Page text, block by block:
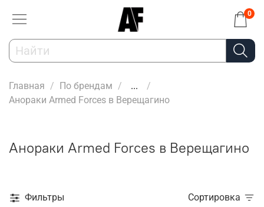
0
Главная По брендам
...
Анораки Armed Forces в Верещагино
Анораки Armed Forces в Верещагино
Фильтры Сортировка